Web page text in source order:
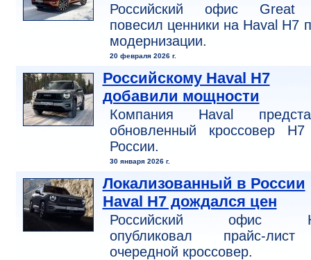
Российский офис Great
повесил ценники на Haval H7
модернизации.
20 февраля 2026 г.
Российскому Haval H7
добавили мощности
Компания Haval
обновленный кроссовер
России.
30 января 2026 г.
Локализованный в России
Haval H7 дождался цен
Российский офис
опубликовал прайс-
очередной кроссовер.